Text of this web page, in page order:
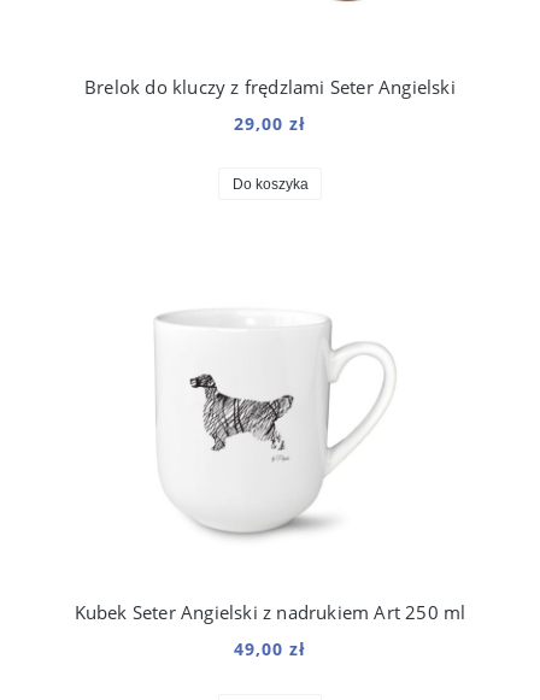
Brelok do kluczy z frędzlami Seter Angielski
29,00 zł
Do koszyka
Kubek Seter Angielski z nadrukiem Art 250 ml
49,00 zł